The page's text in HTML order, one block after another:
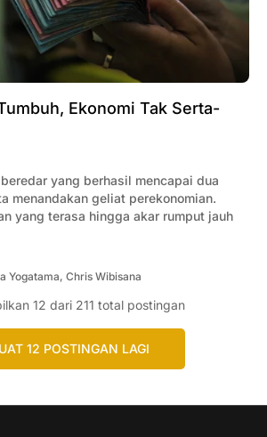
Ekonomi Tak Serta-
yang berhasil mencapai dua
menandakan geliat perekonomian.
yang terasa hingga akar rumput jauh
Yogatama, Chris Wibisana
12 dari 211 total postingan
12 POSTINGAN LAGI